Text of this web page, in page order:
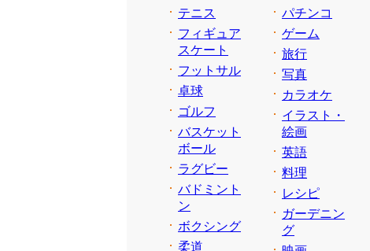
テニス
フィギュア
スケート
フットサル
卓球
ゴルフ
バスケット
ボール
ラグビー
バドミント
ン
ボクシング
柔道
パチンコ
ゲーム
旅行
写真
カラオケ
イラスト・
絵画
英語
料理
レシピ
ガーデニン
グ